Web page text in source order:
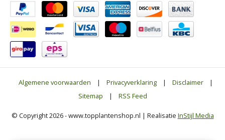
Algemene voorwaarden | Privacyverklaring | Disclaimer
|
Sitemap
| RSS Feed
© Copyright 2026 - www.topplantenshop.nl | Realisatie InStijl Media